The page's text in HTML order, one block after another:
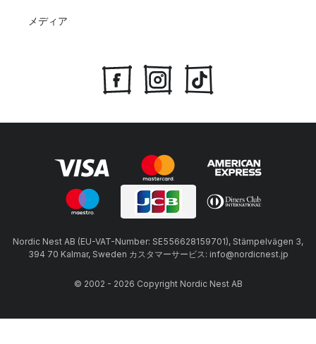
メディア
Nordic Nest AB (EU-VAT-Number: SE556628159701), Stämpelvägen 3,
394 70 Kalmar, Sweden カスタマーサービス: info@nordicnest.jp
© 2002 - 2026 Copyright Nordic Nest AB